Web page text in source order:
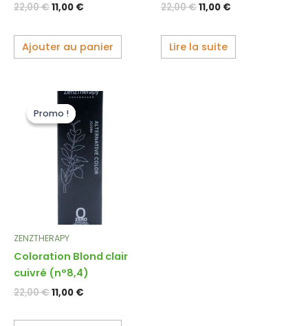
22,00€11,00 €
Ajouter au panier
22,00€11,00 €
Lire la suite
Promo !
Promo !
ZENZTHERAPY
Coloration Blond clair
cuivré (n°8,4)
22,00€
prix
initial
était :
22,00 €.
11,00 €
Le
actuel
est :
11,00 €.